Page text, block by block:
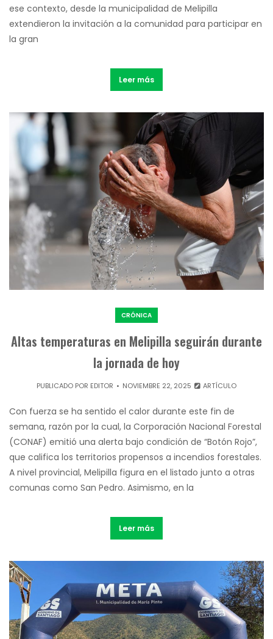
ese contexto, desde la municipalidad de Melipilla
extendieron la invitación a la comunidad para participar en
la gran
Leer más
CRÓNICA
Altas temperaturas en Melipilla seguirán durante
la jornada de hoy
PUBLICADO POR EDITOR NOVIEMBRE 22, 2025 ARTÍCULO
Con fuerza se ha sentido el calor durante este fin de
semana, razón por la cual, la Corporación Nacional Forestal
(CONAF) emitió una alerta bajo condición de “Botón Rojo”,
que califica los territorios propensos a incendios forestales.
A nivel provincial, Melipilla figura en el listado junto a otras
comunas como San Pedro. Asimismo, en la
Leer más